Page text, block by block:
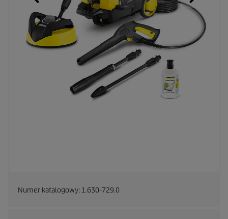
Numer katalogowy: 1.630-729.0